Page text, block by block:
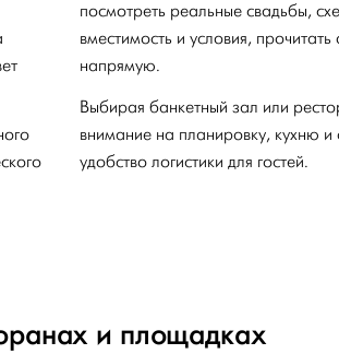
посмотреть реальные свадьбы,
вместимость и условия,
напрямую.
Выбирая банкетный зал или
внимание на планировку, кухню
удобство логистики для гостей.
и площадках